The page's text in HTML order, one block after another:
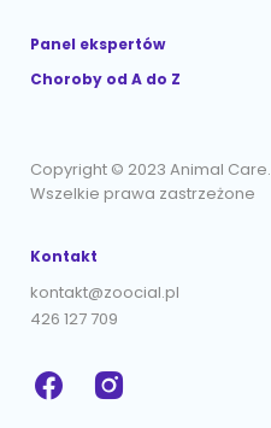
Panel ekspertów
Choroby od A do Z
Copyright © 2023 Animal Care.
Wszelkie prawa zastrzeżone
Kontakt
kontakt@zoocial.pl
426 127 709